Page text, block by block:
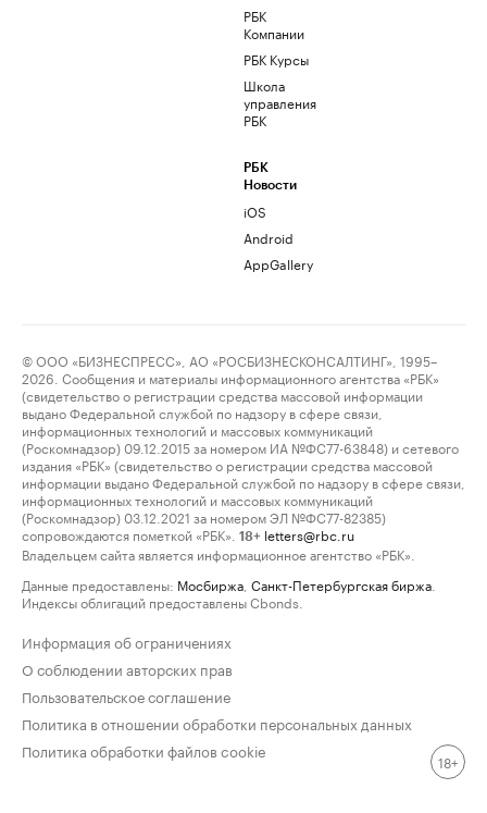
РБК
Компании
РБК Курсы
Школа
управления
РБК
РБК
Новости
iOS
Android
AppGallery
© ООО «БИЗНЕСПРЕСС», АО «РОСБИЗНЕСКОНСАЛТИНГ», 1995–
2026. Сообщения и материалы информационного агентства «РБК»
(свидетельство о регистрации средства массовой информации
выдано Федеральной службой по надзору в сфере связи,
информационных технологий и массовых коммуникаций
(Роскомнадзор) 09.12.2015 за номером ИА №ФС77-63848) и сетевого
издания «РБК» (свидетельство о регистрации средства массовой
информации выдано Федеральной службой по надзору в сфере связи,
информационных технологий и массовых коммуникаций
(Роскомнадзор) 03.12.2021 за номером ЭЛ №ФС77-82385)
сопровождаются пометкой «РБК».
18+ letters@rbc.ru
Владельцем сайта является информационное агентство «РБК».
Данные предоставлены: Мосбиржа Санкт-Петербургская биржа
Индексы облигаций предоставлены Cbonds.
Информация об ограничениях
О соблюдении авторских прав
Пользовательское соглашение
Политика в отношении обработки персональных данных
Политика обработки файлов cookie
18+